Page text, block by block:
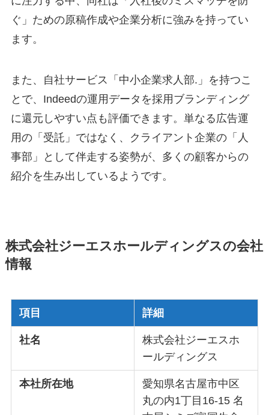
ぐ」ための原稿作成や企業分析に強みを持ってい
ます。
また、自社サービス「中小企業求人部.」を持つこ
とで、Indeedの運用データを採用ブランディング
に還元しやすい点も評価できます。単なる広告運
用の「受託」ではなく、クライアント企業の「人
事部」として伴走する姿勢が、多くの顧客からの
紹介を生み出しているようです。
株式会社ジーエスホールディングスの会社
情報
項目 詳細
社名
株式会社ジーエスホ
ールディングス
本社所在地
愛知県名古屋市中区
丸の内1丁目16-15 名